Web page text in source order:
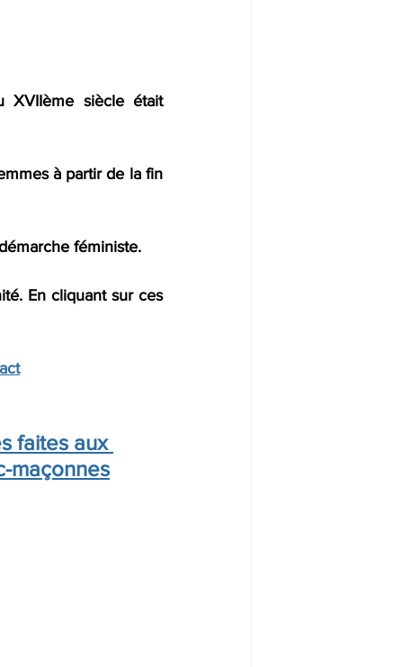
XVIIème siècle était
à partir de la fin
féministe.
En cliquant sur ces
faites aux
maçonnes